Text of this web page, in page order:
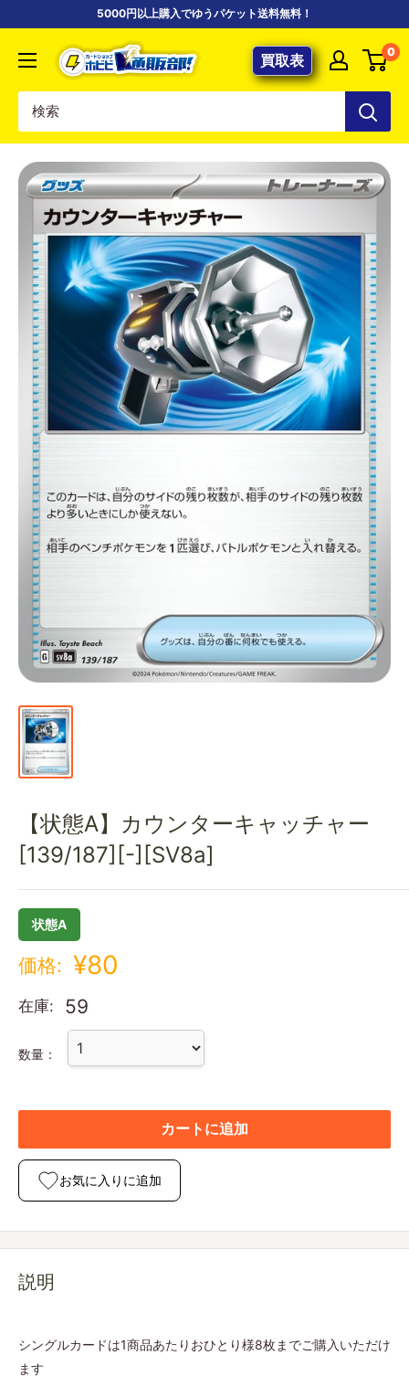
5000円以上購入でゆうパケット送料無料！
【ポ
ケ
専
門
店】
カ
ー
ド
シ
ョ
ッ
ビ
通
買取表 0
【状態A】カウンターキャッチャー
[139/187][-][SV8a]
状態A
価格: ¥80
在庫: 59
数量：
カートに追加
お気に入りに追加
説明
シングルカードは1商品あたりおひとり様8枚までご購入いただけ
ます